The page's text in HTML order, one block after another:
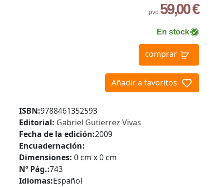
pvp. 59,00 €
En stock
comprar
Añadir a favoritos
ISBN:9788461352593
Editorial: Gabriel Gutierrez Vivas
Fecha de la edición:2009
Encuadernación:
Dimensiones: 0 cm x 0 cm
Nº Pág.:743
Idiomas:Español